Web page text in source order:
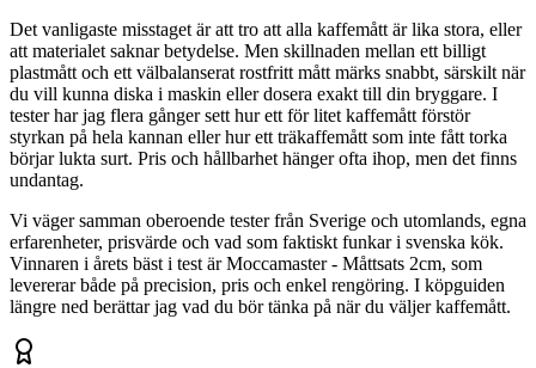
Det vanligaste misstaget är att tro att alla kaffemått är lika stora, eller
att materialet saknar betydelse. Men skillnaden mellan ett billigt
plastmått och ett välbalanserat rostfritt mått märks snabbt, särskilt när
du vill kunna diska i maskin eller dosera exakt till din bryggare. I
tester har jag flera gånger sett hur ett för litet kaffemått förstör
styrkan på hela kannan eller hur ett träkaffemått som inte fått torka
börjar lukta surt. Pris och hållbarhet hänger ofta ihop, men det finns
undantag.
Vi väger samman oberoende tester från Sverige och utomlands, egna
erfarenheter, prisvärde och vad som faktiskt funkar i svenska kök.
Vinnaren i årets bäst i test är Moccamaster - Måttsats 2cm, som
levererar både på precision, pris och enkel rengöring. I köpguiden
längre ned berättar jag vad du bör tänka på när du väljer kaffemått.